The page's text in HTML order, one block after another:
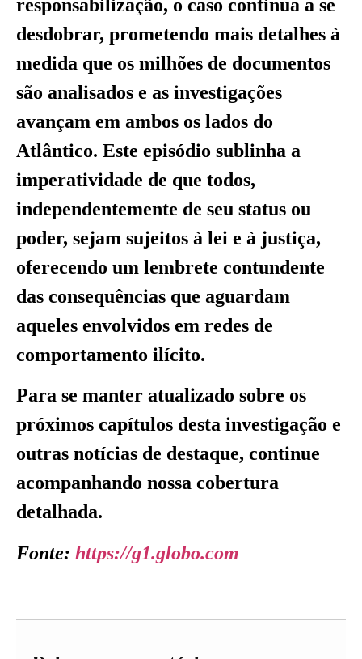
responsabilização, o caso continua a se
desdobrar, prometendo mais detalhes à
medida que os milhões de documentos
são analisados e as investigações
avançam em ambos os lados do
Atlântico. Este episódio sublinha a
imperatividade de que todos,
independentemente de seu status ou
poder, sejam sujeitos à lei e à justiça,
oferecendo um lembrete contundente
das consequências que aguardam
aqueles envolvidos em redes de
comportamento ilícito.
Para se manter atualizado sobre os
próximos capítulos desta investigação e
outras notícias de destaque, continue
acompanhando nossa cobertura
detalhada.
Fonte: https://g1.globo.com